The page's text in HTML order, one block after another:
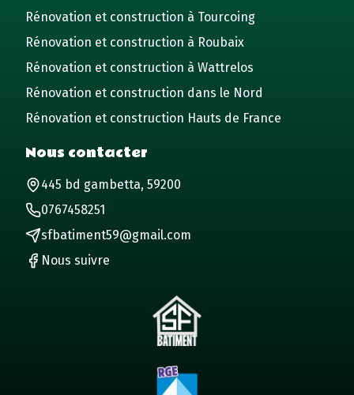
Rénovation et construction à Tourcoing
Rénovation et construction à Roubaix
Rénovation et construction à Wattrelos
Rénovation et construction dans le Nord
Rénovation et construction Hauts de France
Nous contacter
445 bd gambetta, 59200
0767458251
sfbatiment59@gmail.com
Nous suivre